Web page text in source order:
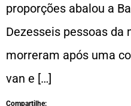
proporções abalou a
Dezesseis pessoas da
morreram após uma
van e […]
Compartilhe: